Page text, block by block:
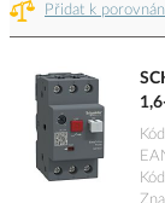
Přidat k